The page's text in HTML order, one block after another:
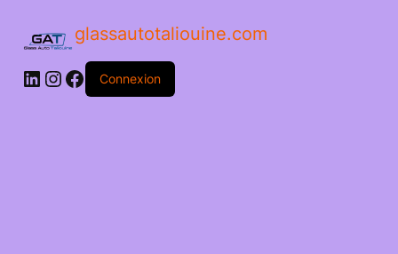
glassautotaliouine.com
Connexion